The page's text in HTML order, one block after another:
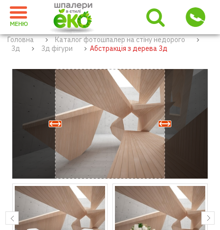
МЕНЮ
Головна
Каталог фотошпалер на стіну недорого
3д
3д фігури Абстракція з дерева 3д